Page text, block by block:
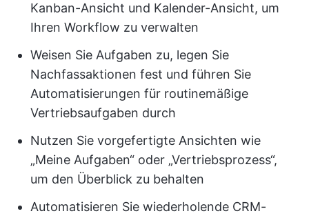
Kanban-Ansicht und Kalender-Ansicht, um
Ihren Workflow zu verwalten
Weisen Sie Aufgaben zu, legen Sie
Nachfassaktionen fest und führen Sie
Automatisierungen für routinemäßige
Vertriebsaufgaben durch
Nutzen Sie vorgefertigte Ansichten wie
„Meine Aufgaben“ oder „Vertriebsprozess“,
um den Überblick zu behalten
Automatisieren Sie wiederholende CRM-